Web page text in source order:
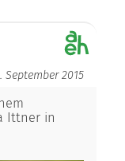
September 2015
Ittner in